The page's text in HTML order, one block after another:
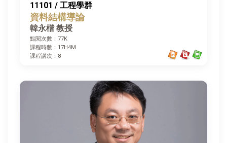
11101 / 工程學群
資料結構導論
韓永楷 教授
點閱次數：77K
課程時數：17H4M
課程講次：8